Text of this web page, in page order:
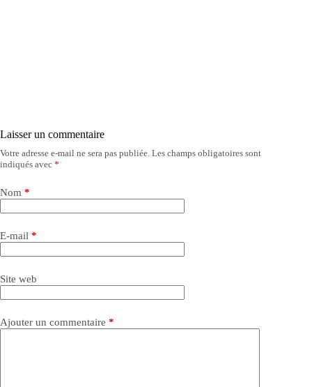
Laisser un commentaire
Votre adresse e-mail ne sera pas publiée. Les champs obligatoires sont
indiqués avec *
Nom *
E-mail *
Site web
Ajouter un commentaire *